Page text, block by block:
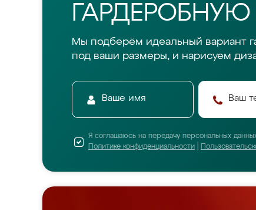
ГАРДЕРОБНУЮ
Мы подберём идеальный вариант
под ваши размеры, и нарисуем
Я соглашаюсь на передачу персональных
Политике конфиденциальности